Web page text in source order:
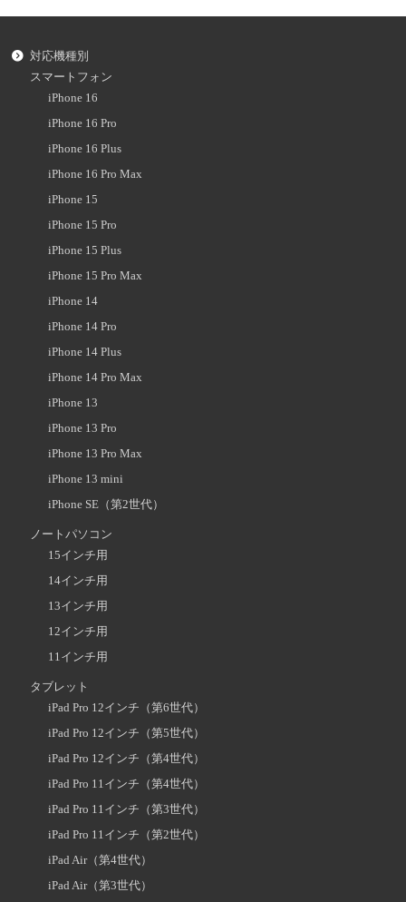
対応機種別
スマートフォン
iPhone 16
iPhone 16 Pro
iPhone 16 Plus
iPhone 16 Pro Max
iPhone 15
iPhone 15 Pro
iPhone 15 Plus
iPhone 15 Pro Max
iPhone 14
iPhone 14 Pro
iPhone 14 Plus
iPhone 14 Pro Max
iPhone 13
iPhone 13 Pro
iPhone 13 Pro Max
iPhone 13 mini
iPhone SE（第2世代）
ノートパソコン
15インチ用
14インチ用
13インチ用
12インチ用
11インチ用
タブレット
iPad Pro 12インチ（第6世代）
iPad Pro 12インチ（第5世代）
iPad Pro 12インチ（第4世代）
iPad Pro 11インチ（第4世代）
iPad Pro 11インチ（第3世代）
iPad Pro 11インチ（第2世代）
iPad Air（第4世代）
iPad Air（第3世代）